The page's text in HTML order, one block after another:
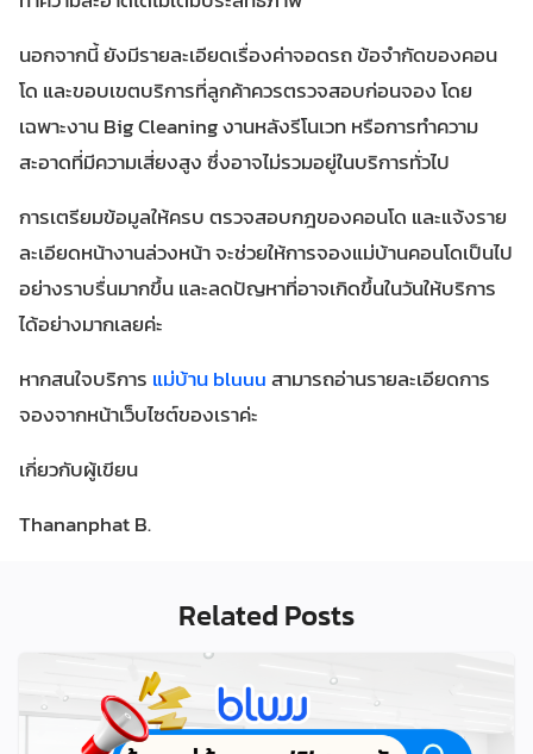
นอกจากนี้ ยังมีรายละเอียดเรื่องค่าจอดรถ ข้อจำกัดของคอน
โด และขอบเขตบริการที่ลูกค้าควรตรวจสอบก่อนจอง โดย
เฉพาะงาน Big Cleaning งานหลังรีโนเวท หรือการทำความ
สะอาดที่มีความเสี่ยงสูง ซึ่งอาจไม่รวมอยู่ในบริการทั่วไป
การเตรียมข้อมูลให้ครบ ตรวจสอบกฎของคอนโด และแจ้งราย
ละเอียดหน้างานล่วงหน้า จะช่วยให้การจองแม่บ้านคอนโดเป็นไป
อย่างราบรื่นมากขึ้น และลดปัญหาที่อาจเกิดขึ้นในวันให้บริการ
ได้อย่างมากเลยค่ะ
หากสนใจบริการ แม่บ้าน bluuuสามารถอ่านรายละเอียดการ
จองจากหน้าเว็บไซต์ของเราค่ะ
เกี่ยวกับผู้เขียน
Thananphat B.
Related Posts